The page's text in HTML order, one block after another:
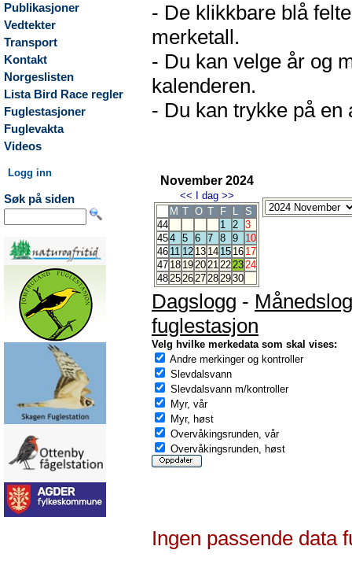
Publikasjoner
Vedtekter
Transport
Kontakt
Norgeslisten
Lista Bird Race regler
Fuglestasjoner
Fuglevakta
Videos
Logg inn
Søk på siden
- De klikkbare blå
merketall.
- Du kan velge år og
kalenderen.
- Du kan trykke på en
November 2024
<< I dag >>
M T O T F L
S
44
1 2 3
454 5 6 7 8 9
10
46 11 12 13 14 15 16 17
47 18 192021222324
48252627282930
Dagslogg -
fuglestasjon
Velg hvilke merkedata som skal vises:
Andre merkinger og kontroller
Slevdalsvann
Slevdalsvann m/kontroller
Myr, vår
Myr, høst
Overvåkingsrunden, vår
Overvåkingsrunden, høst
Ingen passende data